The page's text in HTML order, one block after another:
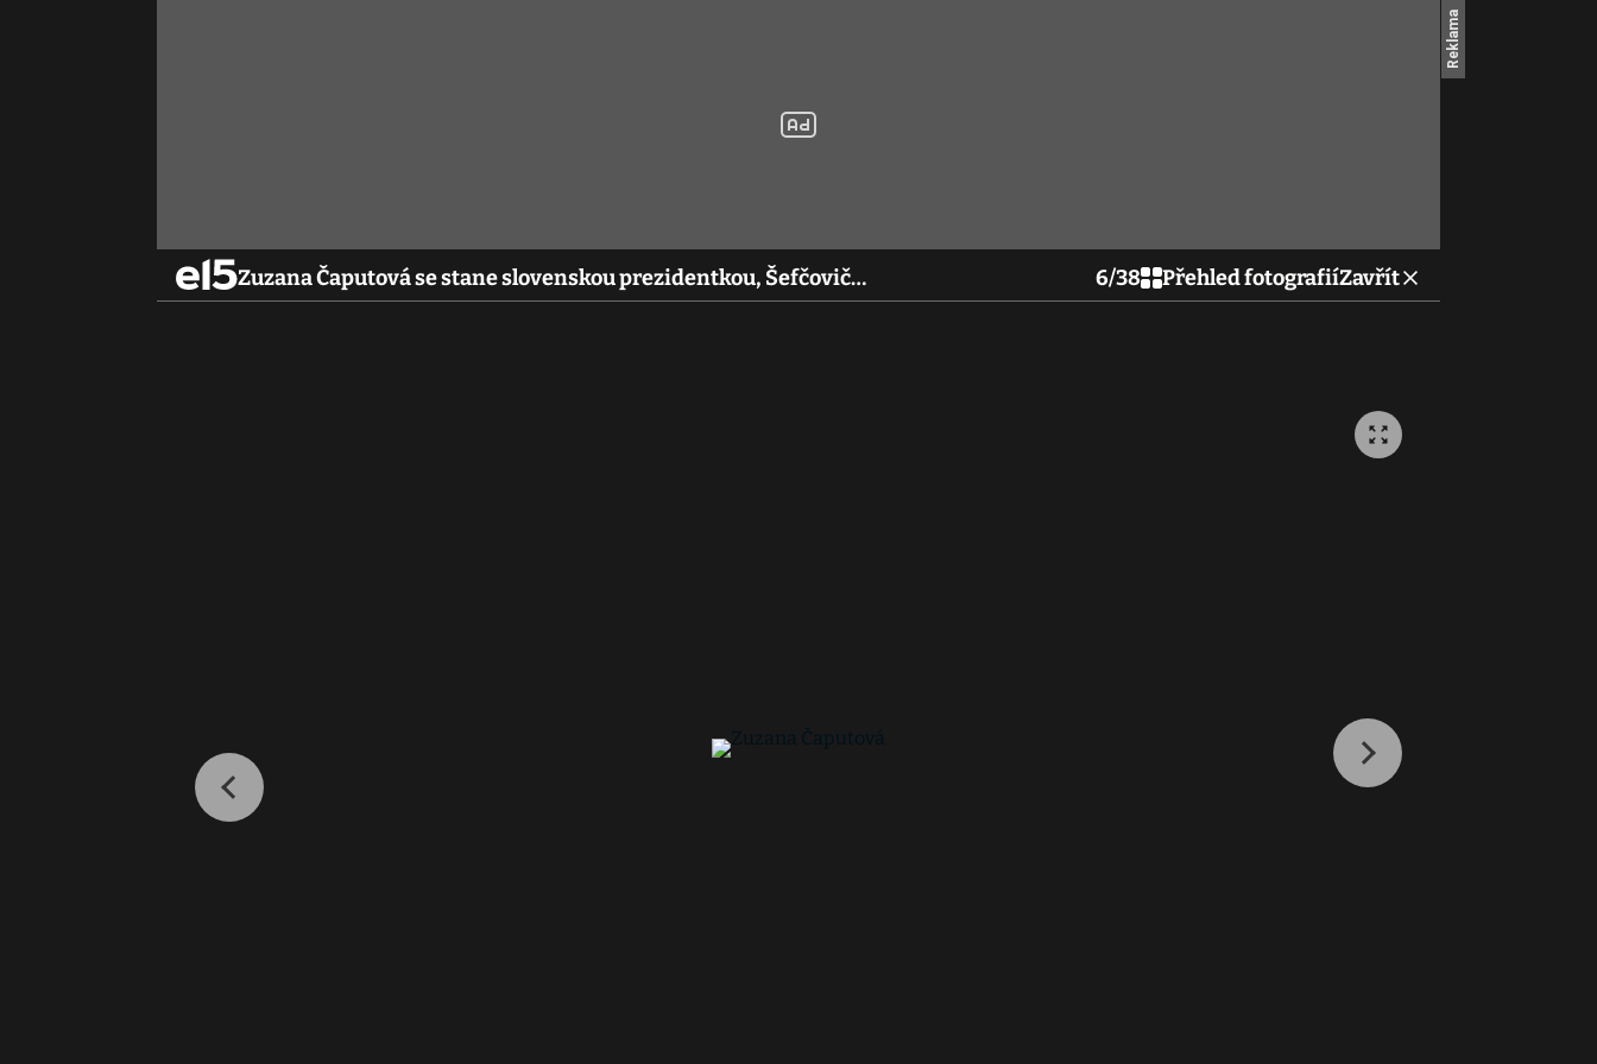
Zuzana Čaputová se stane slovenskou prezidentkou, Šefčovič… 6/38 Přehled fotografiíZavřít